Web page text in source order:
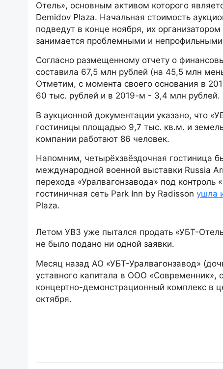
Отель», основным активом которого
Demidov Plaza. Начальная стоимость
подведут в конце ноября, их
занимается проблемными и
Согласно размещенному отчету о
составила 67,5 млн рублей (на 45,5 млн
Отметим, с момента своего основания в
60 тыс. рублей и в 2019-м - 3,4 млн рублей.
В аукционной документации указано, что
гостиницы площадью 9,7 тыс. кв.м. и
компании работают 86 человек.
Напомним, четырёхзвёздочная гостиница
международной военной выставки Russia
перехода «Уралвагонзавода» под контроль
гостиничная сеть Park Inn by Radisson ушла
Plaza.
Летом УВЗ уже пытался продать «УБТ-
не было подано ни одной заявки.
Месяц назад АО «УБТ-Уралвагонзавод»
уставного капитала в ООО «Современник»,
концертно-демонстрационный комплекс в
октября.